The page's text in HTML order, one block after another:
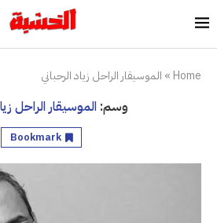
Home
» الموسيقار الراحل زياد الرحباني
وسم:الموسيقار الراحل
Bookmark